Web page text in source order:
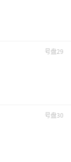
号盘29
号盘30